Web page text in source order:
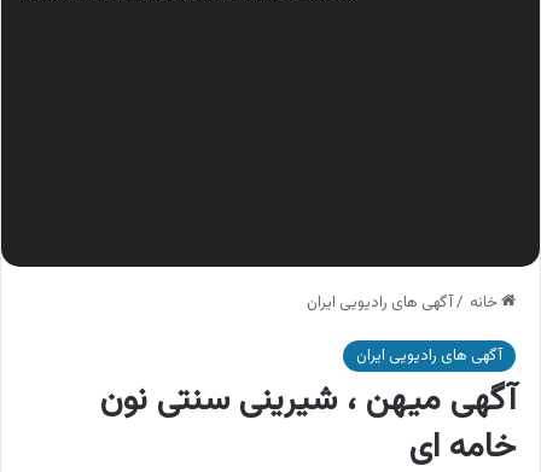
خانه /آگهی های رادیویی ایران
آگهی های رادیویی ایران
آگهی میهن ، شیرینی سنتی نون
خامه ای